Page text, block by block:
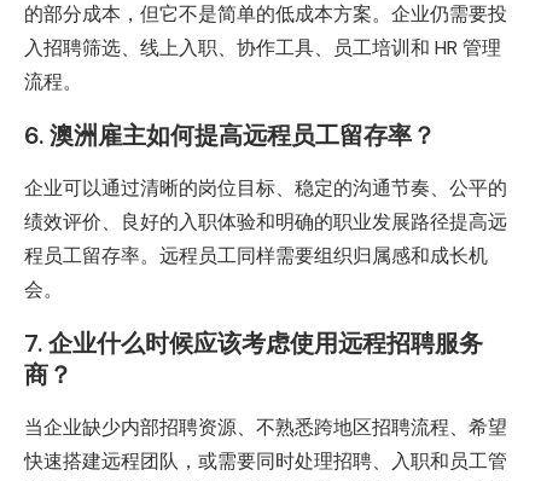
的部分成本，但它不是简单的低成本方案。企业仍需要投
入招聘筛选、线上入职、协作工具、员工培训和 HR 管理
流程。
6. 澳洲雇主如何提高远程员工留存率？
企业可以通过清晰的岗位目标、稳定的沟通节奏、公平的
绩效评价、良好的入职体验和明确的职业发展路径提高远
程员工留存率。远程员工同样需要组织归属感和成长机
会。
7. 企业什么时候应该考虑使用远程招聘服务
商？
当企业缺少内部招聘资源、不熟悉跨地区招聘流程、希望
快速搭建远程团队，或需要同时处理招聘、入职和员工管